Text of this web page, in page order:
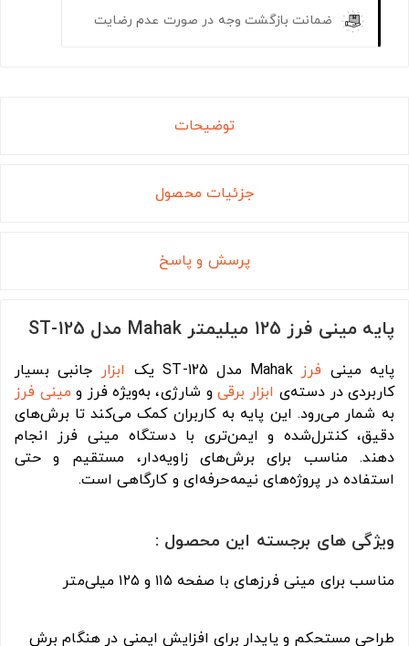
ضمانت بازگشت وجه در صورت عدم رضایت
توضیحات
جزئیات محصول
پرسش و پاسخ
پایه مینی فرز 125 میلیمتر Mahak مدل ST-125
پایه مینی فرز Mahak مدل ST-125 یک ابزار جانبی بسیار
کاربردی در دسته‌ی ابزار برقی و شارژی، به‌ویژه فرز و مینی فرز
به شمار می‌رود. این پایه به کاربران کمک می‌کند تا برش‌های
دقیق، کنترل‌شده و ایمن‌تری با دستگاه مینی فرز انجام
دهند. مناسب برای برش‌های زاویه‌دار، مستقیم و حتی
استفاده در پروژه‌های نیمه‌حرفه‌ای و کارگاهی است.
ویژگی های برجسته این محصول :
مناسب برای مینی فرزهای با صفحه ۱۱۵ و ۱۲۵ میلی‌متر
طراحی مستحکم و پایدار برای افزایش ایمنی در هنگام برش